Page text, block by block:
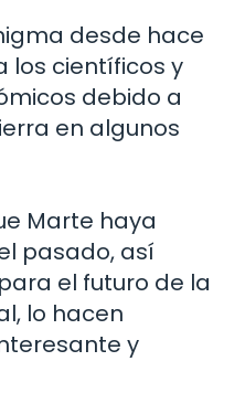
desde hace
los científicos y
debido a
en algunos
Marte haya
pasado, así
el futuro de la
lo hacen
y